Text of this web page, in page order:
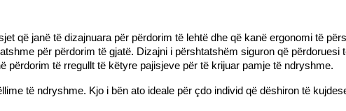
që janë të dizajnuara për përdorim të lehtë dhe që kanë ergonomi të
për përdorim të gjatë. Dizajni i përshtatshëm siguron që përdoruesi
përdorim të rregullt të këtyre pajisjeve për të krijuar pamje të ndryshme.
të ndryshme. Kjo i bën ato ideale për çdo individ që dëshiron të